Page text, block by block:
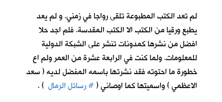
لم تعد الكتب المطبوعة تلقى رواجا في زمني. و لم يعد
يطبع ورقيا من الكتب الا الكتب المقدسة. فلم اجد حلا
افضل من نشرها كمدونات تنشر على الشبكة الدولية
للمعلومات. ولما كنت في الرابعة عشرة من العمر ولم اعِ
خطورة ما احتوته فقد نشرتها باسمه المفضل لديه ( سعد
الاعظمي) واسميتها كما اوصاني (#رسائل الرمال ) .